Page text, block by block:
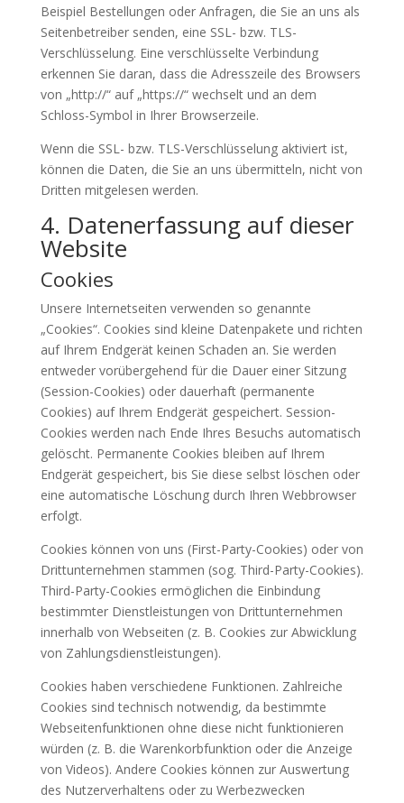
Beispiel Bestellungen oder Anfragen, die Sie an uns als
Seitenbetreiber senden, eine SSL- bzw. TLS-
Verschlüsselung. Eine verschlüsselte Verbindung
erkennen Sie daran, dass die Adresszeile des Browsers
von „http://“ auf „https://“ wechselt und an dem
Schloss-Symbol in Ihrer Browserzeile.
Wenn die SSL- bzw. TLS-Verschlüsselung aktiviert ist,
können die Daten, die Sie an uns übermitteln, nicht von
Dritten mitgelesen werden.
4. Datenerfassung auf dieser
Website
Cookies
Unsere Internetseiten verwenden so genannte
„Cookies“. Cookies sind kleine Datenpakete und richten
auf Ihrem Endgerät keinen Schaden an. Sie werden
entweder vorübergehend für die Dauer einer Sitzung
(Session-Cookies) oder dauerhaft (permanente
Cookies) auf Ihrem Endgerät gespeichert. Session-
Cookies werden nach Ende Ihres Besuchs automatisch
gelöscht. Permanente Cookies bleiben auf Ihrem
Endgerät gespeichert, bis Sie diese selbst löschen oder
eine automatische Löschung durch Ihren Webbrowser
erfolgt.
Cookies können von uns (First-Party-Cookies) oder von
Drittunternehmen stammen (sog. Third-Party-Cookies).
Third-Party-Cookies ermöglichen die Einbindung
bestimmter Dienstleistungen von Drittunternehmen
innerhalb von Webseiten (z. B. Cookies zur Abwicklung
von Zahlungsdienstleistungen).
Cookies haben verschiedene Funktionen. Zahlreiche
Cookies sind technisch notwendig, da bestimmte
Webseitenfunktionen ohne diese nicht funktionieren
würden (z. B. die Warenkorbfunktion oder die Anzeige
von Videos). Andere Cookies können zur Auswertung
des Nutzerverhaltens oder zu Werbezwecken